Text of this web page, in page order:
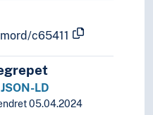
c65411
JSON-LD
05.04.2024